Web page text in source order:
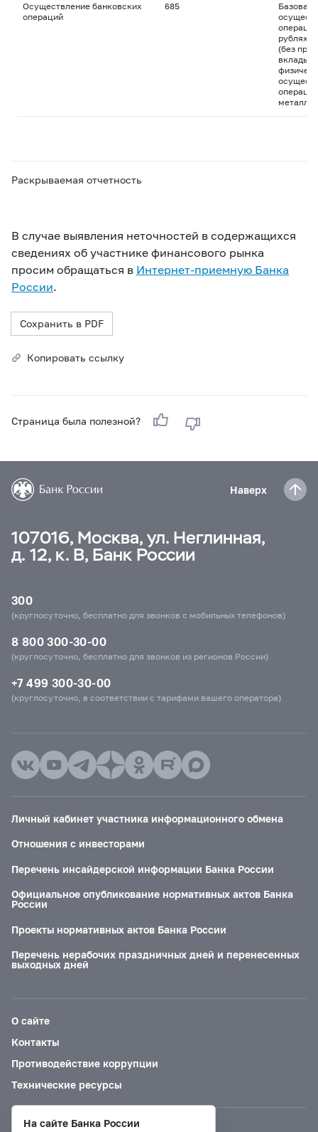
Осуществление банковских
операций
685
Базовая
рублях и
(без
вклады
Раскрываемая отчетность
В случае выявления неточностей в содержащихся
сведениях об участнике финансового рынка
просим обращаться в Интернет-приемную Банка
России.
Сохранить в PDF
Копировать ссылку
Страница была полезной?
Наверх
107016, Москва, ул. Неглинная,
д. 12, к. В, Банк России
300
(круглосуточно, бесплатно для звонков с мобильных телефонов)
8 800 300-30-00
(круглосуточно, бесплатно для звонков из регионов России)
+7 499 300-30-00
(круглосуточно, в соответствии с тарифами вашего оператора)
Личный кабинет участника информационного обмена
Отношения с инвесторами
Перечень инсайдерской информации Банка России
Официальное опубликование нормативных актов Банка
России
Проекты нормативных актов Банка России
Перечень нерабочих праздничных дней и перенесенных
выходных дней
О сайте
Контакты
Противодействие коррупции
Технические ресурсы
На сайте Банка России